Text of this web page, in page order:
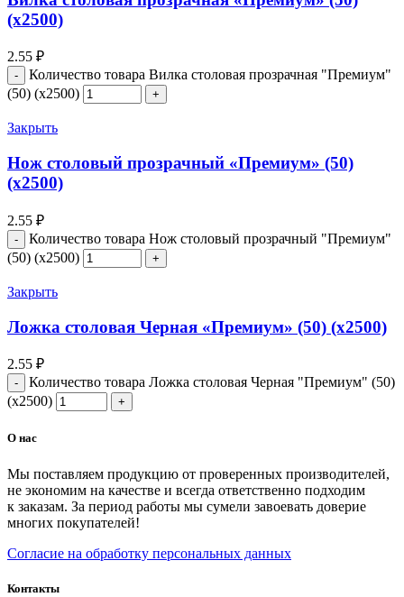
(х2500)
2.55 ₽
Количество товара Вилка столовая прозрачная "Премиум"
(50) (х2500)
Закрыть
Нож столовый прозрачный «Премиум» (50)
(х2500)
2.55 ₽
Количество товара Нож столовый прозрачный "Премиум"
(50) (х2500)
Закрыть
Ложка столовая Черная «Премиум» (50) (х2500)
2.55 ₽
Количество товара Ложка столовая Черная "Премиум" (50)
(х2500)
О нас
Мы поставляем продукцию от проверенных производителей,
не экономим на качестве и всегда ответственно подходим
к заказам. За период работы мы сумели завоевать доверие
многих покупателей!
Согласие на обработку персональных данных
Контакты